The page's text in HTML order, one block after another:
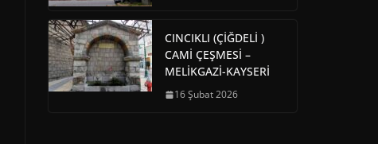
CINCIKLI (ÇİĞDELİ )
CAMİ ÇEŞMESİ –
MELİKGAZİ-KAYSERİ
16 Şubat 2026